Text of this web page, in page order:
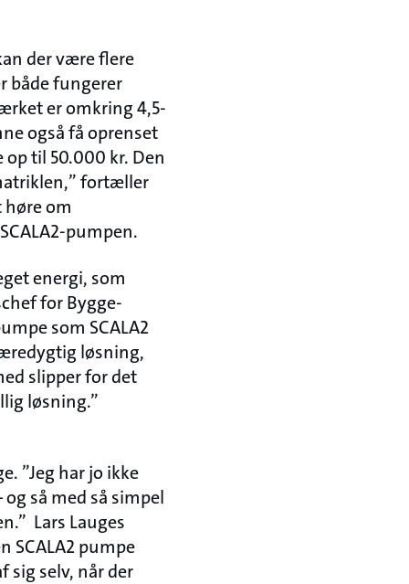
der være flere
både fungerer
er omkring 4,5-
også få oprenset
til 50.000 kr. Den
fortæller
om
pumpen.
energi, som
for Bygge-
som SCALA2
løsning,
slipper for det
løsning.”
”Jeg har jo ikke
så med så simpel
Lars Lauges
SCALA2 pumpe
sig selv, når der